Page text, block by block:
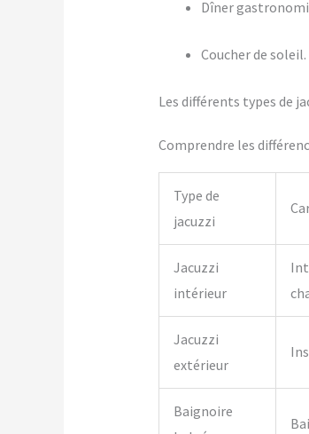
Dîner
Coucher de
Les différents types de
Comprendre les
Type de
jacuzzi
Jacuzzi
intérieur
Jacuzzi
extérieur
Baignoire